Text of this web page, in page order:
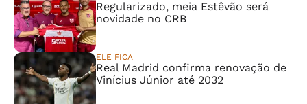
Regularizado, meia Estêvão será
novidade no CRB
ELE FICA
Real Madrid confirma renovação de
Vinícius Júnior até 2032